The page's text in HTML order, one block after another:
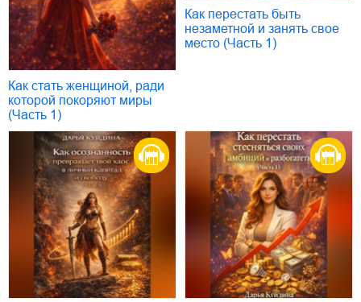
Как стать женщиной, ради
которой покоряют миры
(Часть 1)
Как перестать быть
незаметной и занять свое
место (Часть 1)